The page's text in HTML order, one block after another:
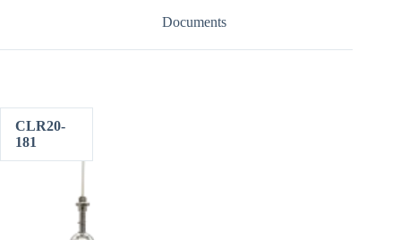
Documents
CLR20-
181